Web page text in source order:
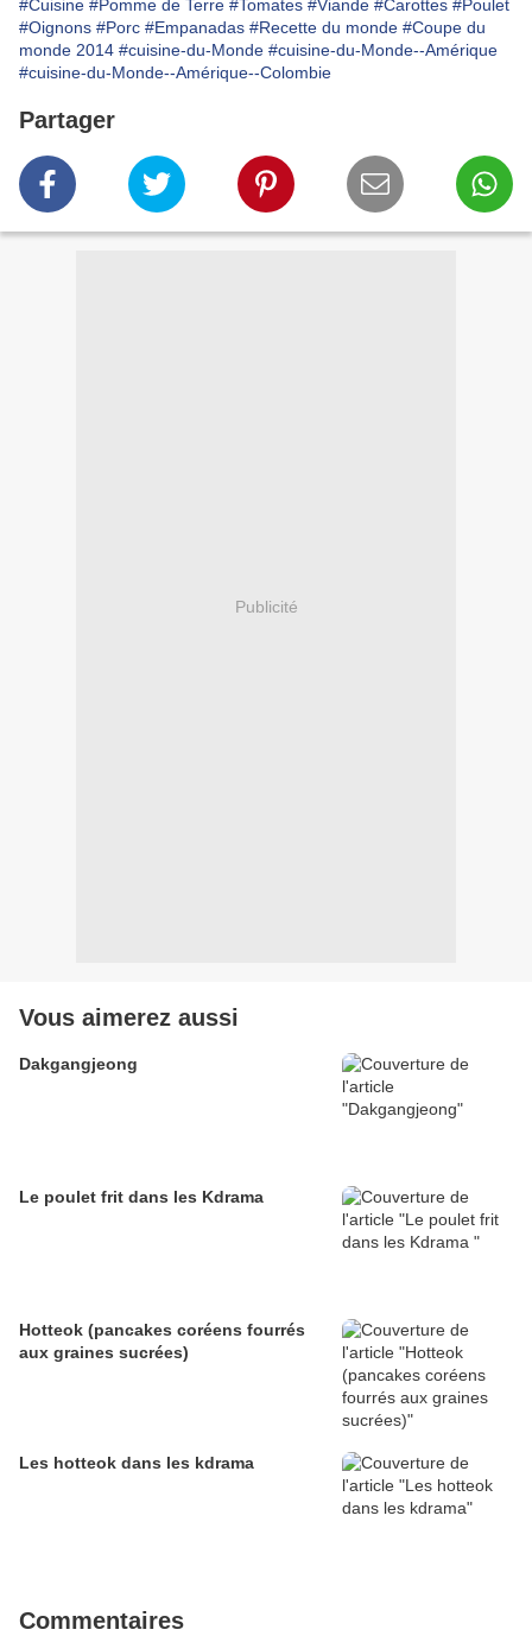
#Cuisine #Pomme de Terre #Tomates #Viande #Carottes #Poulet
#Oignons #Porc #Empanadas #Recette du monde #Coupe du
monde 2014 #cuisine-du-Monde #cuisine-du-Monde--Amérique
#cuisine-du-Monde--Amérique--Colombie
Partager
Publicité
Vous aimerez aussi
Dakgangjeong
Le poulet frit dans les Kdrama
Hotteok (pancakes coréens fourrés
aux graines sucrées)
Les hotteok dans les kdrama
Commentaires